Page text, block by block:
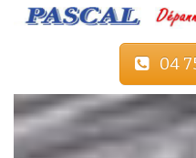
04